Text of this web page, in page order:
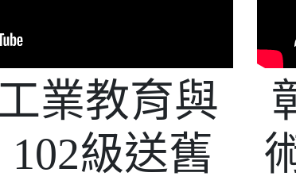
業教育與
級送舊